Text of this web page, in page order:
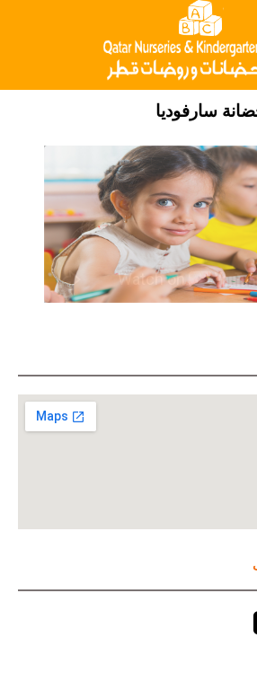
سارفوديا
Ninja Slider trial version